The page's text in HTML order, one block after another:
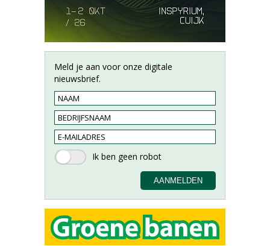
Meld je aan voor onze digitale
nieuwsbrief.